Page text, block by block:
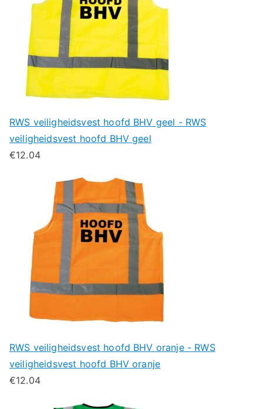
RWS veiligheidsvest hoofd BHV geel - RWS
veiligheidsvest hoofd BHV geel
€12.04
RWS veiligheidsvest hoofd BHV oranje - RWS
veiligheidsvest hoofd BHV oranje
€12.04